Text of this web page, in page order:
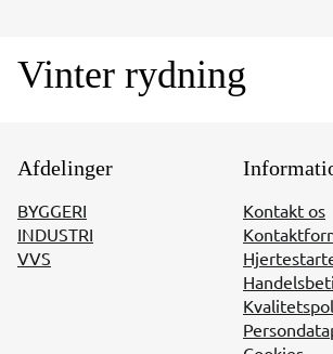
Vinter rydning
Afdelinger
BYGGERI
INDUSTRI
VVS
Kontakt os